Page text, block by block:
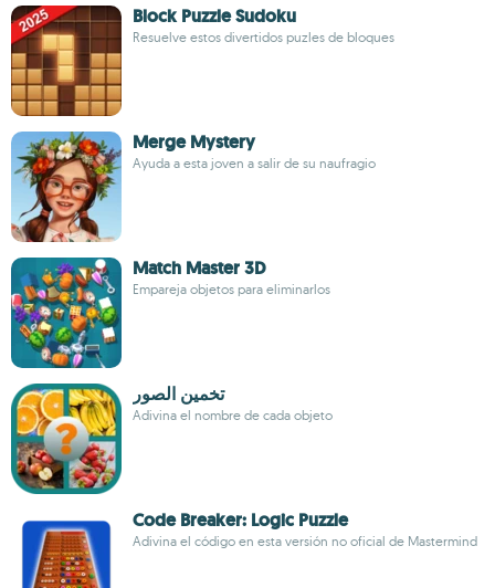
Block Puzzle Sudoku
Resuelve estos divertidos puzles de bloques
Merge Mystery
Ayuda a esta joven a salir de su naufragio
Match Master 3D
Empareja objetos para eliminarlos
تخمين الصور
Adivina el nombre de cada objeto
Code Breaker: Logic Puzzle
Adivina el código en esta versión no oficial de Mastermind